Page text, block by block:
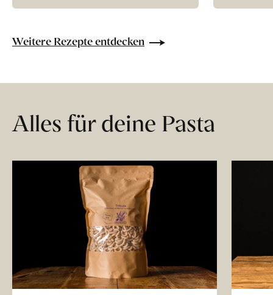
Weitere Rezepte entdecken
Alles für deine Pasta